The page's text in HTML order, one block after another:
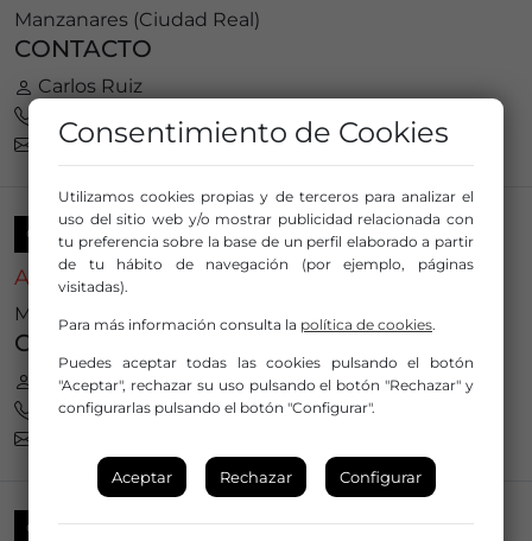
Manzanares (Ciudad Real)
CONTACTO
Carlos Ruiz
cia.aciegas@gmail.com
COMPAÑÍA
A CLARAS Y A OSCURAS
Medina del Campo (Valladolid)
CONTACTO
Irene Garrido Quirós
675362355
COMPAÑÍA
Consentimiento de Cookies
Utilizamos cookies propias y de terceros para analizar el
uso del sitio web y/o mostrar publicidad relacionada con
tu preferencia sobre la base de un perfil elaborado a partir
de tu hábito de navegación (por ejemplo, páginas
visitadas).
Para más información consulta la política de cookies.
Puedes aceptar todas las cookies pulsando el botón
"Aceptar", rechazar su uso pulsando el botón "Rechazar" y
configurarlas pulsando el botón "Configurar".
Aceptar Rechazar Configurar